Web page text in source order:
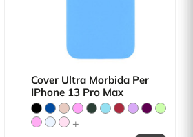
Cover Ultra Morbida Per
IPhone 13 Pro Max
+